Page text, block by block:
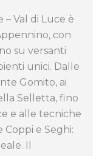
– Val di Luce è
con
su versanti
unici. Dalle
Gomito, ai
Selletta, fino
e alle tecniche
Coppi e Seghi:
Il